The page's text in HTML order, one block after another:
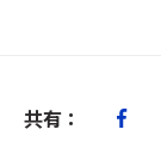
共有：